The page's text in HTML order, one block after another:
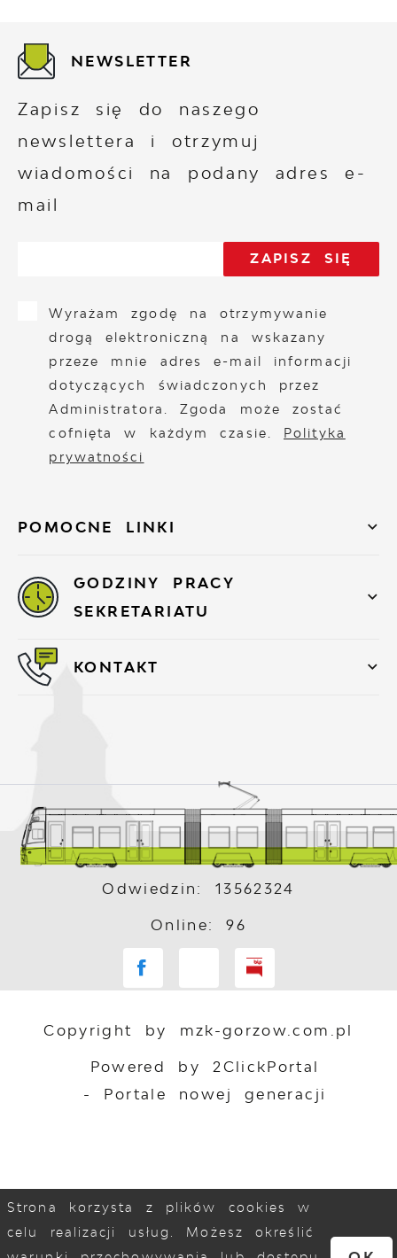
POMOCNE LINKI
NEWSLETTER
Zapisz się do naszego
newslettera i otrzymuj
wiadomości na podany adres e-
mail
Wyrażam zgodę na otrzymywanie
drogą elektroniczną na wskazany
przeze mnie adres e-mail informacji
dotyczących świadczonych przez
Administratora. Zgoda może zostać
cofnięta w każdym czasie. Polityka
prywatności
GODZINY PRACY
SEKRETARIATU
KONTAKT
Odwiedzin: 13562324
Online: 96
Copyright by mzk-gorzow.com.pl
Powered by 2ClickPortal
- Portale nowej generacji
Strona korzysta z plików cookies w
celu realizacji usług. Możesz określić